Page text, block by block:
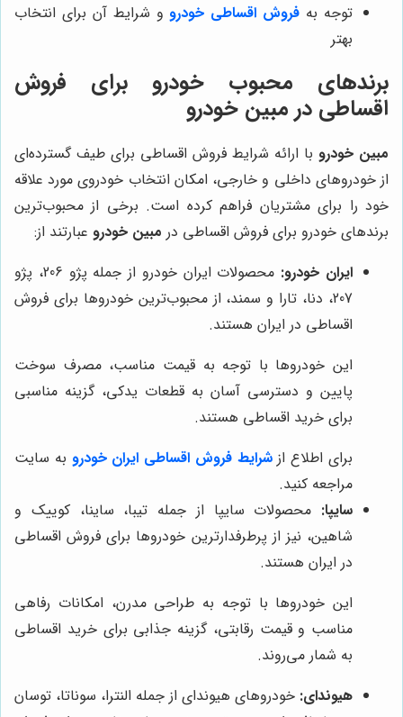
توجه به فروش اقساطی خودروو شرایط آن برای انتخاب
بهتر
برندهای محبوب خودرو برای فروش
اقساطی در مبین خودرو
مبین خودرو با ارائه شرایط فروش اقساطی برای طیف گسترده‌ای
از خودروهای داخلی و خارجی، امکان انتخاب خودروی مورد علاقه
خود را برای مشتریان فراهم کرده است. برخی از محبوب‌ترین
برندهای خودرو برای فروش اقساطی در مبین خودرو عبارتند از:
ایران خودرو:
محصولات ایران خودرو از جمله پژو 206، پژو
207، دنا، تارا و سمند، از محبوب‌ترین خودروها برای فروش
اقساطی در ایران هستند.
این خودروها با توجه به قیمت مناسب، مصرف سوخت
پایین و دسترسی آسان به قطعات یدکی، گزینه مناسبی
برای خرید اقساطی هستند.
برای اطلاع ازشرایط فروش اقساطی ایران خودرو به سایت
مراجعه کنید.
سایپا: محصولات سایپا از جمله تیبا، ساینا، کوییک و
شاهین، نیز از پرطرفدارترین خودروها برای فروش اقساطی
در ایران هستند.
این خودروها با توجه به طراحی مدرن، امکانات رفاهی
مناسب و قیمت رقابتی، گزینه جذابی برای خرید اقساطی
به شمار می‌روند.
هیوندای: خودروهای هیوندای از جمله النترا، سوناتا، توسان